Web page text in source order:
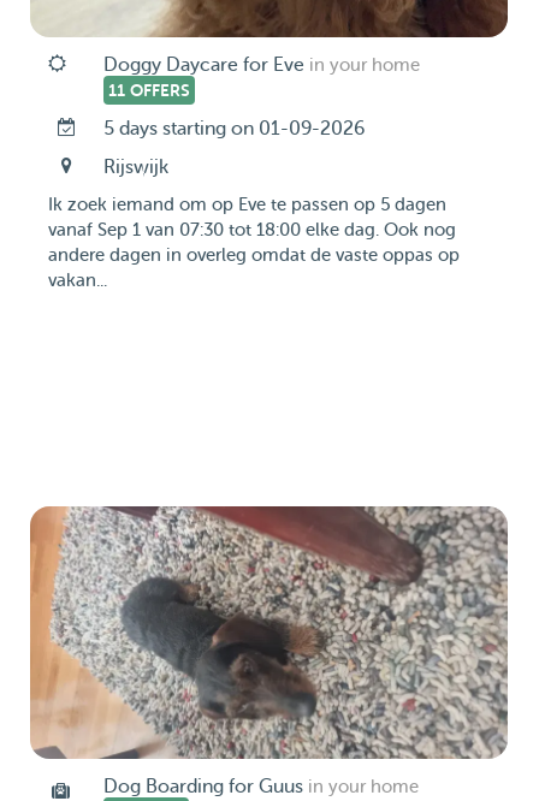
Doggy Daycare for Eve in your home
11 OFFERS
5 days starting on 01-09-2026
Rijswijk
Ik zoek iemand om op Eve te passen op 5 dagen
vanaf Sep 1 van 07:30 tot 18:00 elke dag. Ook nog
andere dagen in overleg omdat de vaste oppas op
vakan...
Dog Boarding for Guus in your home